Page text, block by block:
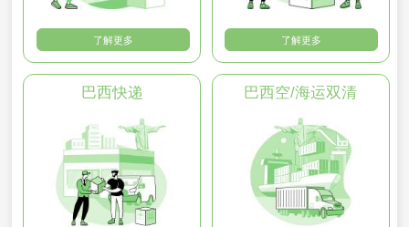
了解更多 了解更多
巴西快递 巴西空/海运双清